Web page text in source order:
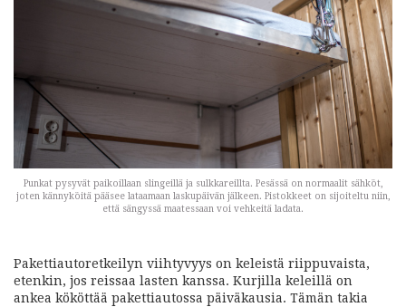
Punkat pysyvät paikoillaan slingeillä ja sulkkareillta. Pesässä on normaalit sähköt,
joten kännyköitä pääsee lataamaan laskupäivän jälkeen. Pistokkeet on sijoiteltu niin,
että sängyssä maatessaan voi vehkeitä ladata.
Pakettiautoretkeilyn viihtyvyys on keleistä riippuvaista,
etenkin, jos reissaa lasten kanssa. Kurjilla keleillä on
ankea kököttää pakettiautossa päiväkausia. Tämän takia